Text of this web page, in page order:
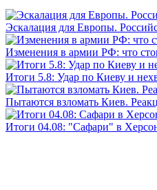
Эскалация для Европы.
Изменения в армии РФ: что
Итоги 5.8: Удар по Киеву и
Пытаются взломать Киев.
Итоги 04.08: "Сафари" в